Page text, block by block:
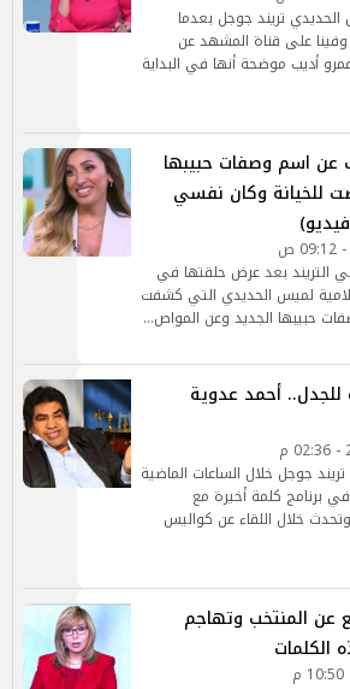
تريند جوجل بعدما
على قناة المشهد عن
أديب موضحة أنها في البداية
عن اسم وصفات حبيبها
للخيانة وكان نفسي
التريند بعد عرض حلقتها في
لميس الحديدي التي كشفت
حبيبها الجديد وعن المواص…
للجدل.. أحمد عدوية
جوجل خلال الساعات الماضية
برنامج كلمة أخيرة مع
خلال اللقاء عن كواليس
عن المنتخب وتهاجم
الكلمات